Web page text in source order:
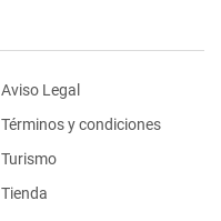
Aviso Legal
Términos y condiciones
Turismo
Tienda